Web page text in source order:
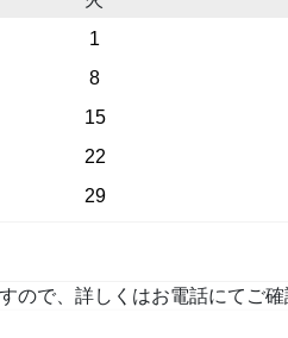
1
8
15
22
29
で、詳しくはお電話にてご